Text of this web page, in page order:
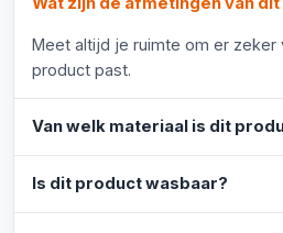
Meet altijd je ruimte om er zeker
product past.
Van welk materiaal is dit
Is dit product wasbaar?